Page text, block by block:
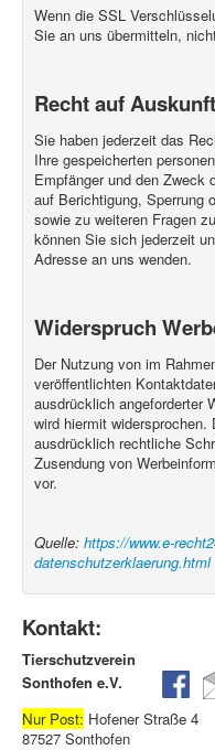
Wenn die SSL
Sie an uns übermitteln,
Recht auf
Sie haben jederzeit das
Ihre gespeicherten
Empfänger und den Zweck
auf Berichtigung, Sperrung
sowie zu weiteren Fragen
können Sie sich jederzeit
Adresse an uns wenden.
Widerspruch
Der Nutzung von im
veröffentlichten
ausdrücklich angeforderter
wird hiermit
ausdrücklich rechtliche
Zusendung von
vor.
Quelle: https://www.e-
datenschutzerklaerung.html
Kontakt:
Tierschutzverein
Sonthofen e.V.
Nur Post: Hofener Straße 4
87527 Sonthofen